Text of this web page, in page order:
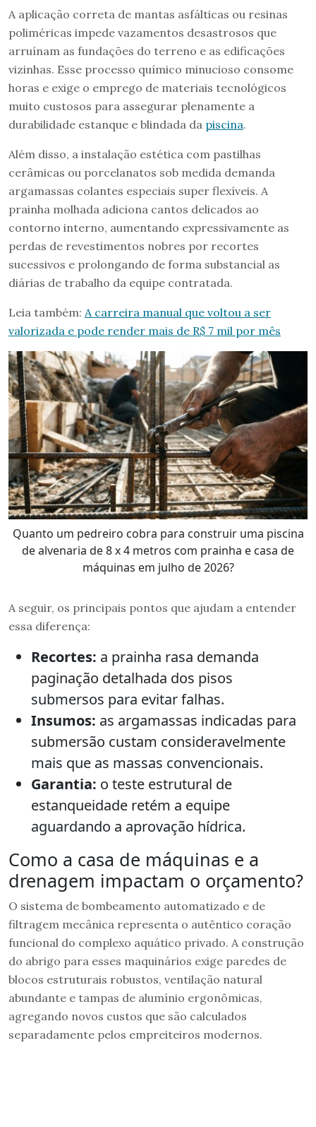
A aplicação correta de mantas asfálticas ou resinas
poliméricas impede vazamentos desastrosos que
arruínam as fundações do terreno e as edificações
vizinhas. Esse processo químico minucioso consome
horas e exige o emprego de materiais tecnológicos
muito custosos para assegurar plenamente a
durabilidade estanque e blindada da piscina.
Além disso, a instalação estética com pastilhas
cerâmicas ou porcelanatos sob medida demanda
argamassas colantes especiais super flexíveis. A
prainha molhada adiciona cantos delicados ao
contorno interno, aumentando expressivamente as
perdas de revestimentos nobres por recortes
sucessivos e prolongando de forma substancial as
diárias de trabalho da equipe contratada.
Leia também: A carreira manual que voltou a ser
valorizada e pode render mais de R$ 7 mil por mês
Quanto um pedreiro cobra para construir uma piscina
de alvenaria de 8 x 4 metros com prainha e casa de
máquinas em julho de 2026?
A seguir, os principais pontos que ajudam a entender
essa diferença:
Recortes: a prainha rasa demanda
paginação detalhada dos pisos
submersos para evitar falhas.
Insumos: as argamassas indicadas para
submersão custam consideravelmente
mais que as massas convencionais.
Garantia: o teste estrutural de
estanqueidade retém a equipe
aguardando a aprovação hídrica.
Como a casa de máquinas e a
drenagem impactam o orçamento?
O sistema de bombeamento automatizado e de
filtragem mecânica representa o autêntico coração
funcional do complexo aquático privado. A construção
do abrigo para esses maquinários exige paredes de
blocos estruturais robustos, ventilação natural
abundante e tampas de alumínio ergonômicas,
agregando novos custos que são calculados
separadamente pelos empreiteiros modernos.